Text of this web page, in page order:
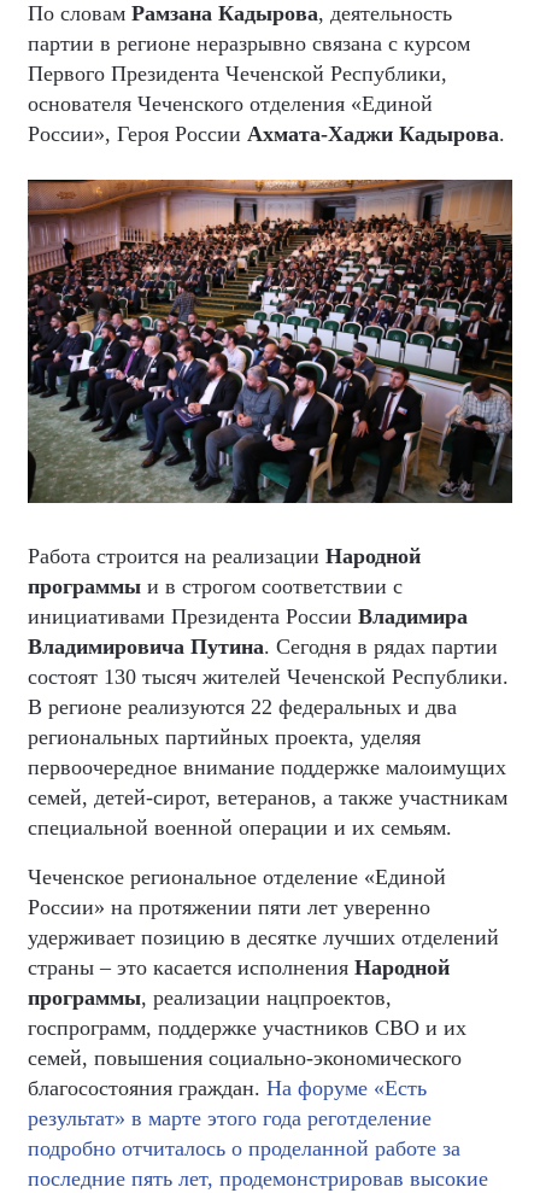
По словам Рамзана Кадырова, деятельность
партии в регионе неразрывно связана с курсом
Первого Президента Чеченской Республики,
основателя Чеченского отделения «Единой
России», Героя России Ахмата-Хаджи Кадырова.
Работа строится на реализации Народной
программы и в строгом соответствии с
инициативами Президента России Владимира
Владимировича Путина. Сегодня в рядах партии
состоят 130 тысяч жителей Чеченской Республики.
В регионе реализуются 22 федеральных и два
региональных партийных проекта, уделяя
первоочередное внимание поддержке малоимущих
семей, детей-сирот, ветеранов, а также участникам
специальной военной операции и их семьям.
Чеченское региональное отделение «Единой
России» на протяжении пяти лет уверенно
удерживает позицию в десятке лучших отделений
страны – это касается исполнения Народной
программы, реализации нацпроектов,
госпрограмм, поддержке участников СВО и их
семей, повышения социально-экономического
благосостояния граждан. На форуме «Есть
результат» в марте этого года реготделение
подробно отчиталось о проделанной работе за
последние пять лет, продемонстрировав высокие